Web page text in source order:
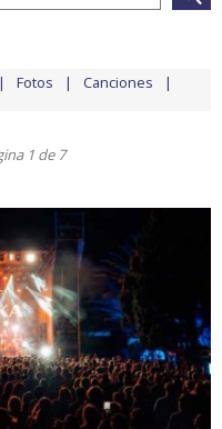
Fotos Canciones
1 de 7